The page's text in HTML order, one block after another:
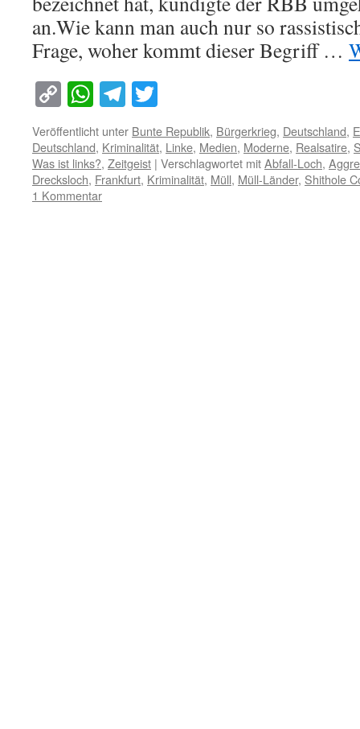
an.Wie kann man auch nur so
Frage, woher kommt dieser Begriff …
Copy
Link
WhatsApp
Telegram
Veröffentlicht unter Bunte Republik, Bürgerkrieg, Deutschland,
Deutschland, Kriminalität, Linke, Medien, Moderne, Realsatire,
Was ist links?, Zeitgeist | Verschlagwortet mitAbfall-Loch,
Drecksloch, Frankfurt, Kriminalität, Müll, Müll-Länder, Shithole
1 Kommentar